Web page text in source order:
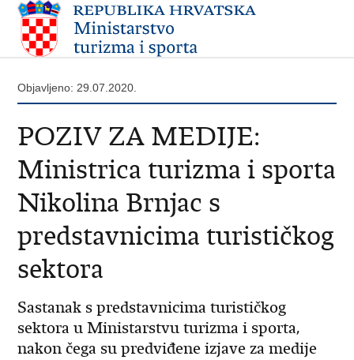
Objavljeno: 29.07.2020.
​POZIV ZA MEDIJE:
Ministrica turizma i sporta
Nikolina Brnjac s
predstavnicima turističkog
sektora
Sastanak s predstavnicima turističkog
sektora u Ministarstvu turizma i sporta,
nakon čega su predviđene izjave za medije